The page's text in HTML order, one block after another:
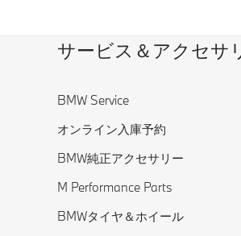
サービス＆アクセサ
BMW Service
オンライン入庫予約
BMW純正アクセサリー
M Performance Parts
BMWタイヤ＆ホイール